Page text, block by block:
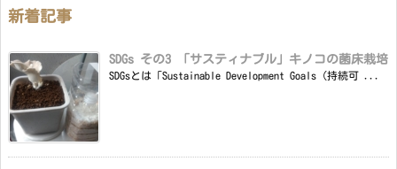
新着記事
SDGs その3 「サスティナブル」キノコの菌床栽培
SDGsとは「Sustainable Development Goals（持続可 ...